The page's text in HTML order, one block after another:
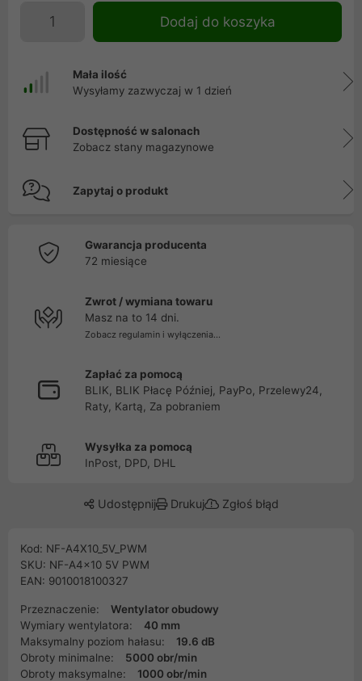
Dodaj do koszyka
Mała ilość
Wysyłamy zazwyczaj w 1 dzień
Dostępność w salonach
Zobacz stany magazynowe
Zapytaj o produkt
Gwarancja producenta
72 miesiące
Zwrot / wymiana towaru
Masz na to 14 dni.
Zobacz regulamin i wyłączenia...
Zapłać za pomocą
BLIK, BLIK Płacę Później, PayPo, Przelewy24,
Raty, Kartą, Za pobraniem
Wysyłka za pomocą
InPost, DPD, DHL
Udostępnij Drukuj Zgłoś błąd
Kod: NF-A4X10_5V_PWM
SKU: NF-A4x10 5V PWM
EAN: 9010018100327
Przeznaczenie:
Wentylator obudowy
Wymiary wentylatora:
40 mm
Maksymalny poziom hałasu:
19.6 dB
Obroty minimalne:
5000 obr/min
Obroty maksymalne:
1000 obr/min